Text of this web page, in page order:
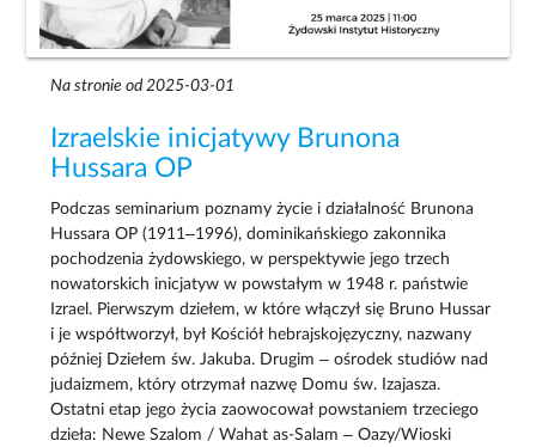
Na stronie od 2025-03-01
Izraelskie inicjatywy Brunona
Hussara OP
Podczas seminarium poznamy życie i działalność Brunona
Hussara OP (1911–1996), dominikańskiego zakonnika
pochodzenia żydowskiego, w perspektywie jego trzech
nowatorskich inicjatyw w powstałym w 1948 r. państwie
Izrael. Pierwszym dziełem, w które włączył się Bruno Hussar
i je współtworzył, był Kościół hebrajskojęzyczny, nazwany
później Dziełem św. Jakuba. Drugim – ośrodek studiów nad
judaizmem, który otrzymał nazwę Domu św. Izajasza.
Ostatni etap jego życia zaowocował powstaniem trzeciego
dzieła: Newe Szalom / Wahat as-Salam – Oazy/Wioski